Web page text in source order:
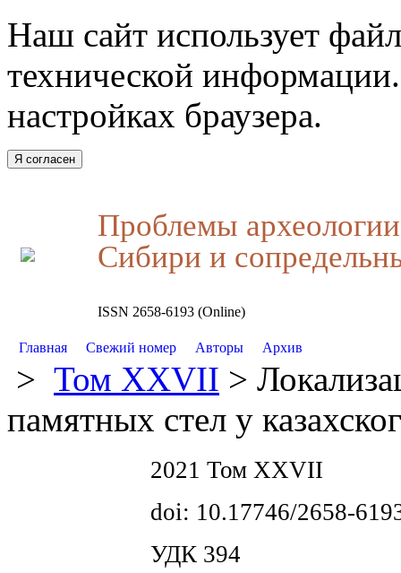
Наш сайт использует
технической
настройках браузера.
Я согласен
Проблемы
Сибири и
ISSN 2658-6193 (Online)
Главная Свежий номер Авторы Архив
> Том XXVII >
памятных стел у
2021 Том XXVII
doi: 10.17746/2658-
УДК 394